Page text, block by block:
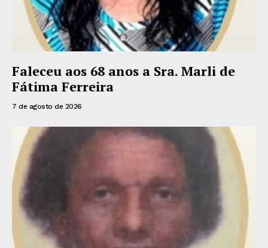
Faleceu aos 68 anos a Sra. Marli de
Fátima Ferreira
7 de agosto de 2026